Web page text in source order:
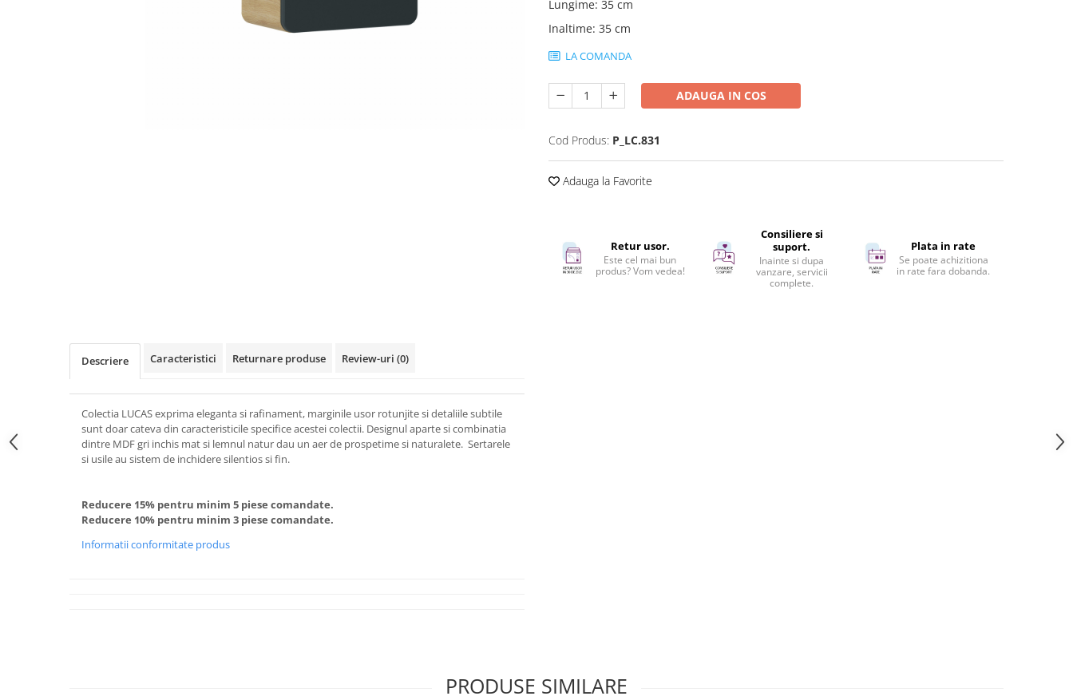
Lungime: 35 cm
Inaltime: 35 cm
LA COMANDA
ADAUGA IN COS
Cod Produs: P_LC.831
Adauga la Favorite
Retur usor.
Este cel mai bun
produs? Vom vedea!
Consiliere si
suport.
Inainte si dupa
vanzare, servicii
complete.
Plata in rate
Se poate achizitiona
in rate fara dobanda.
Descriere Caracteristici Returnare produse Review-uri (0)
Colectia LUCAS exprima eleganta si rafinament, marginile usor rotunjite si detaliile subtile
sunt doar cateva din caracteristicile specifice acestei colectii. Designul aparte si combinatia
dintre MDF gri inchis mat si lemnul natur dau un aer de prospetime si naturalete. Sertarele
si usile au sistem de inchidere silentios si fin.
Reducere 15% pentru minim 5 piese comandate.
Reducere 10% pentru minim 3 piese comandate.
Informatii conformitate produs
PRODUSE SIMILARE